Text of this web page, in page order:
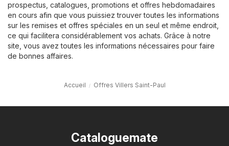
prospectus, catalogues, promotions et offres hebdomadaires
en cours afin que vous puissiez trouver toutes les informations
sur les remises et offres spéciales en un seul et même endroit,
ce qui facilitera considérablement vos achats. Grâce à notre
site, vous avez toutes les informations nécessaires pour faire
de bonnes affaires.
Accueil Offres Villers Saint-Paul
Cataloguemate